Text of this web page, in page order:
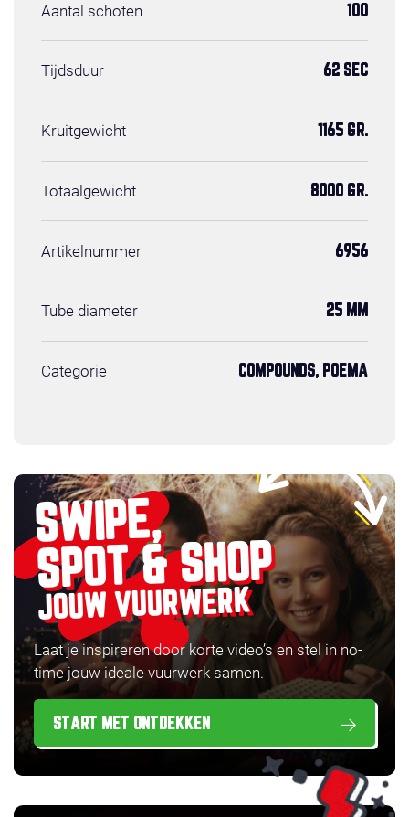
Aantal schoten 100
Tijdsduur 62 SEC
Kruitgewicht 1165 GR.
Totaalgewicht 8000 GR.
Artikelnummer 6956
Tube diameter 25 MM
Categorie COMPOUNDS, POEMA
SWIPE,
SPOT & SHOP
JOUW VUURWERK
Laat je inspireren door korte video’s en stel in no-
time jouw ideale vuurwerk samen.
START MET ONTDEKKEN